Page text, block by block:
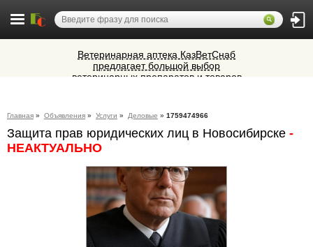
фонари из профиля СИАЛ (Россия)
Cocoage - европейская косметология
Ветеринарная аптека КазВетСнаб
предлагает большой выбор
ветеринарных препаратов и товаров
вечером
Главная » Объявления » Услуги » Деловые » 1759474966
Защита прав юридических лиц в Новосибирске -
НЕАКТУАЛЬНО